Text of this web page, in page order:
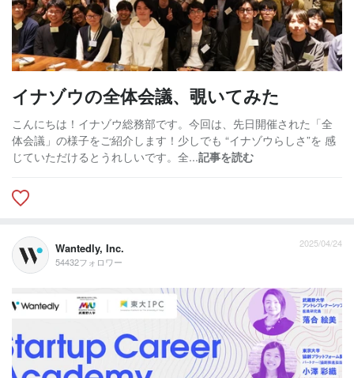
イナゾウの全体会議、覗いてみた
こんにちは！イナゾウ総務部です。今回は、先日開催された「全
体会議」の様子をご紹介します！少しでも “イナゾウらしさ”を 感
じていただけるとうれしいです。全...記事を読む
Wantedly, Inc.
54432フォロワー
2025/04/24